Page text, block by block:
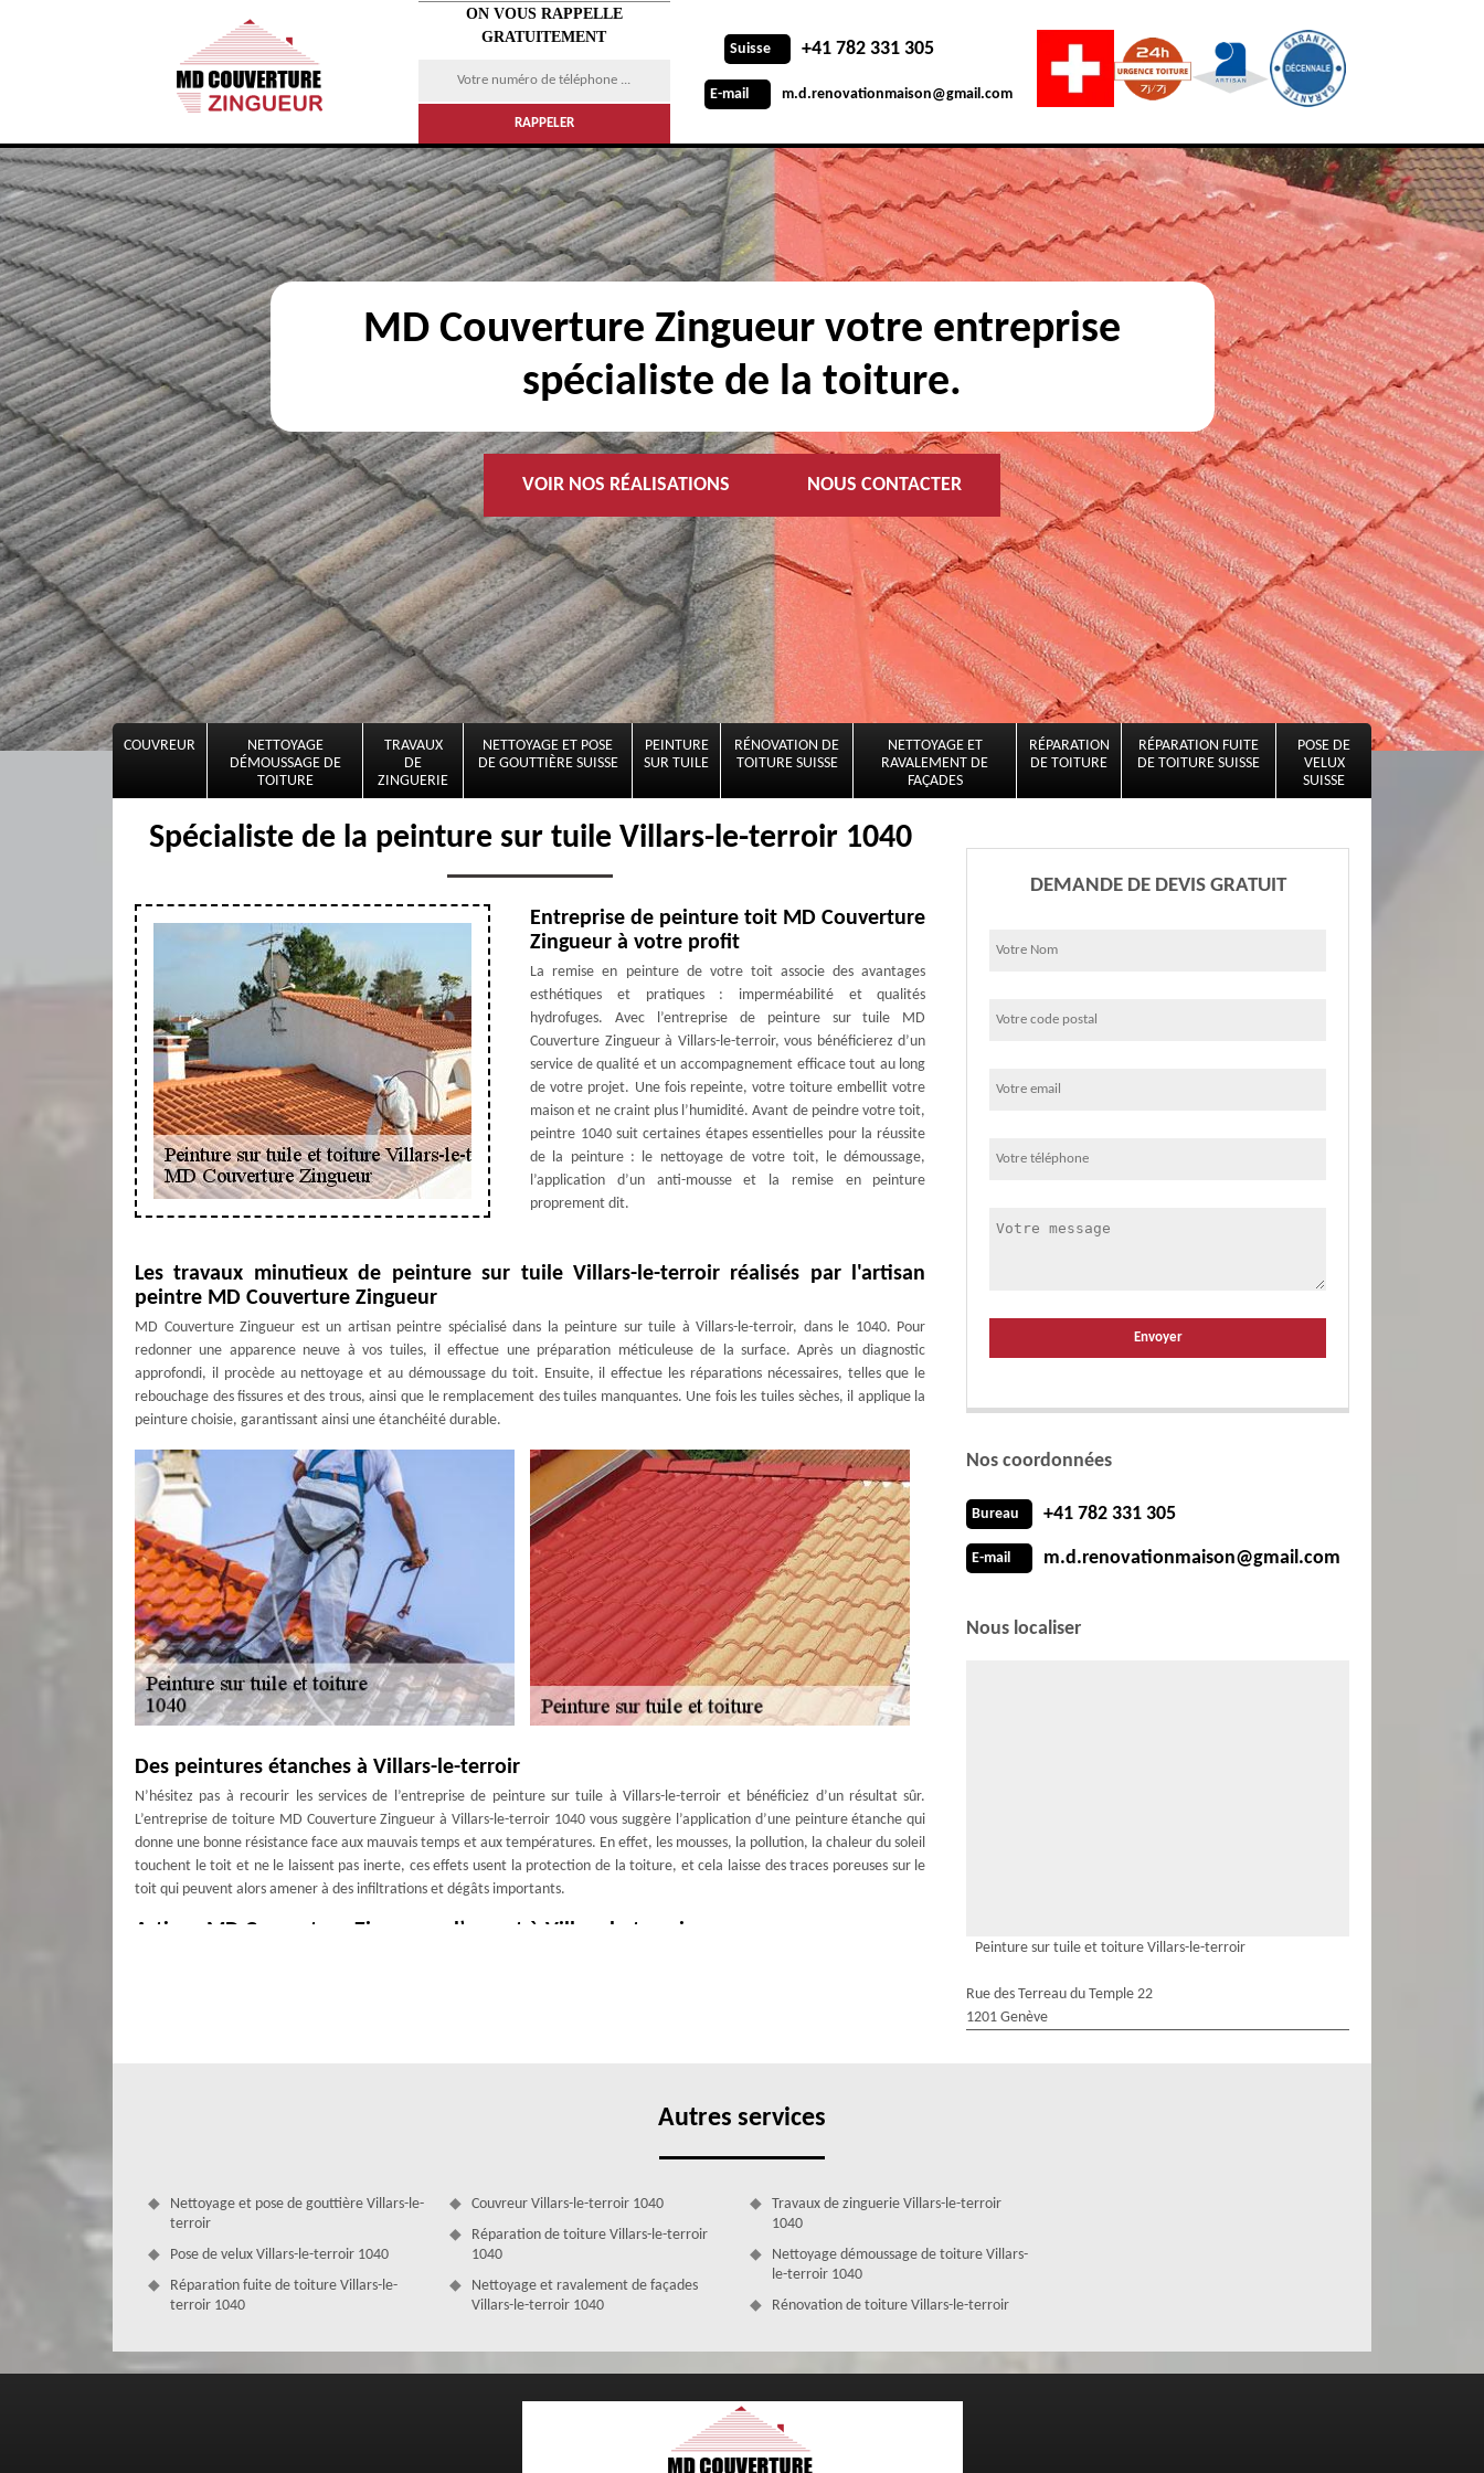
ON VOUS RAPPELLE
GRATUITEMENT
Suisse +41 782 331 305
E-mail m.d.renovationmaison@gmail.com
MD Couverture Zingueur votre entreprise
spécialiste de la toiture.
VOIR NOS RÉALISATIONS NOUS CONTACTER
COUVREUR
NETTOYAGE
DÉMOUSSAGE DE
TOITURE
TRAVAUX
DE
ZINGUERIE
NETTOYAGE ET POSE
DE GOUTTIÈRE SUISSE
PEINTURE
SUR TUILE
RÉNOVATION DE
TOITURE SUISSE
NETTOYAGE ET
RAVALEMENT DE
FAÇADES
RÉPARATION
DE TOITURE
RÉPARATION FUITE
DE TOITURE SUISSE
POSE DE
VELUX
SUISSE
Spécialiste de la peinture sur tuile Villars-le-terroir 1040
Entreprise de peinture toit MD Couverture
Zingueur à votre profit
La remise en peinture de votre toit associe des avantages
esthétiques et pratiques : imperméabilité et qualités
hydrofuges. Avec l’entreprise de peinture sur tuile MD
Couverture Zingueur à Villars-le-terroir, vous bénéficierez d’un
service de qualité et un accompagnement efficace tout au long
de votre projet. Une fois repeinte, votre toiture embellit votre
maison et ne craint plus l’humidité. Avant de peindre votre toit,
peintre 1040 suit certaines étapes essentielles pour la réussite
de la peinture : le nettoyage de votre toit, le démoussage,
l’application d’un anti-mousse et la remise en peinture
proprement dit.
Les travaux minutieux de peinture sur tuile Villars-le-terroir réalisés par l'artisan
peintre MD Couverture Zingueur
MD Couverture Zingueur est un artisan peintre spécialisé dans la peinture sur tuile à Villars-le-terroir, dans le 1040. Pour
redonner une apparence neuve à vos tuiles, il effectue une préparation méticuleuse de la surface. Après un diagnostic
approfondi, il procède au nettoyage et au démoussage du toit. Ensuite, il effectue les réparations nécessaires, telles que le
rebouchage des fissures et des trous, ainsi que le remplacement des tuiles manquantes. Une fois les tuiles sèches, il applique la
peinture choisie, garantissant ainsi une étanchéité durable.
Des peintures étanches à Villars-le-terroir
N’hésitez pas à recourir les services de l’entreprise de peinture sur tuile à Villars-le-terroir et bénéficiez d’un résultat sûr.
L’entreprise de toiture MD Couverture Zingueur à Villars-le-terroir 1040 vous suggère l’application d’une peinture étanche qui
donne une bonne résistance face aux mauvais temps et aux températures. En effet, les mousses, la pollution, la chaleur du soleil
touchent le toit et ne le laissent pas inerte, ces effets usent la protection de la toiture, et cela laisse des traces poreuses sur le
toit qui peuvent alors amener à des infiltrations et dégâts importants.
Artisan MD Couverture Zingueur : l’expert à Villars-le-terroir
Devis peinture sur tuile et toiture Villars-le-terroir sans engagement, préparé par MD
DEMANDE DE DEVIS GRATUIT
Nos coordonnées
Bureau +41 782 331 305
E-mail m.d.renovationmaison@gmail.com
Nous localiser
Peinture sur tuile et toiture Villars-le-terroir
Rue des Terreau du Temple 22
1201 Genève
Autres services
Nettoyage et pose de gouttière Villars-le-
terroir
Pose de velux Villars-le-terroir 1040
Réparation fuite de toiture Villars-le-
terroir 1040
Couvreur Villars-le-terroir 1040
Réparation de toiture Villars-le-terroir
1040
Nettoyage et ravalement de façades
Villars-le-terroir 1040
Travaux de zinguerie Villars-le-terroir
1040
Nettoyage démoussage de toiture Villars-
le-terroir 1040
Rénovation de toiture Villars-le-terroir